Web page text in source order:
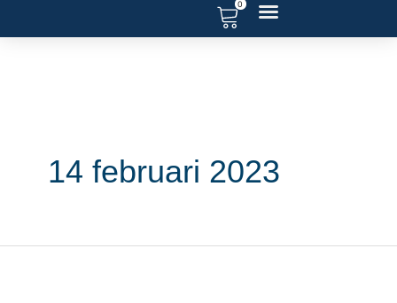
till
0
14 februari 2023